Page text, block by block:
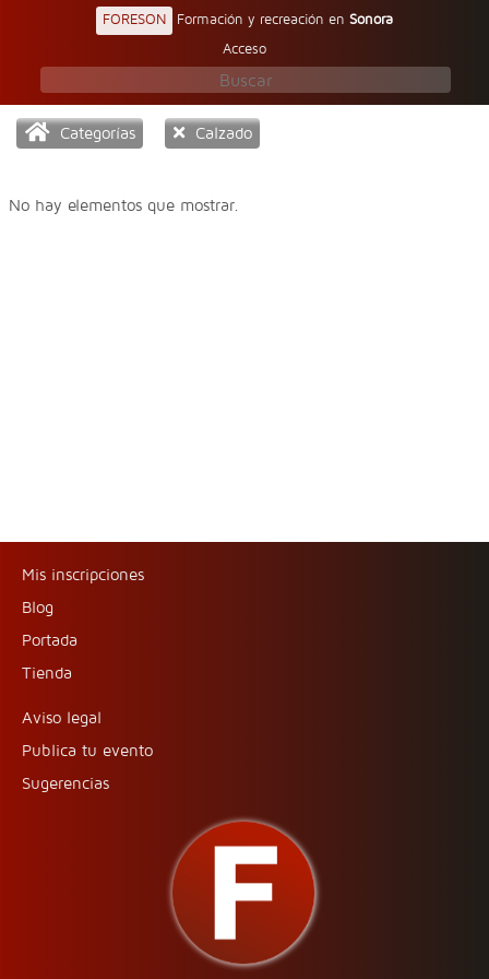
FORESON Formación y recreación en Sonora
Acceso
Categorías Calzado
No hay elementos que mostrar.
Mis inscripciones
Blog
Portada
Tienda
Aviso legal
Publica tu evento
Sugerencias